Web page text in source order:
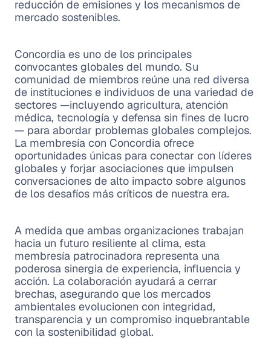
reducción de emisiones y los mecanismos de
mercado sostenibles.
Concordia es uno de los principales
convocantes globales del mundo. Su
comunidad de miembros reúne una red diversa
de instituciones e individuos de una variedad de
sectores —incluyendo agricultura, atención
médica, tecnología y defensa sin fines de lucro
— para abordar problemas globales complejos.
La membresía con Concordia ofrece
oportunidades únicas para conectar con líderes
globales y forjar asociaciones que impulsen
conversaciones de alto impacto sobre algunos
de los desafíos más críticos de nuestra era.
A medida que ambas organizaciones trabajan
hacia un futuro resiliente al clima, esta
membresía patrocinadora representa una
poderosa sinergia de experiencia, influencia y
acción. La colaboración ayudará a cerrar
brechas, asegurando que los mercados
ambientales evolucionen con integridad,
transparencia y un compromiso inquebrantable
con la sostenibilidad global.